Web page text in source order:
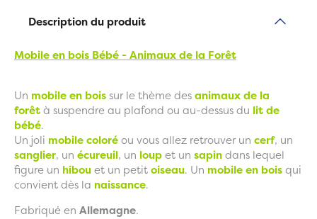
Description du produit
Mobile en bois Bébé - Animaux de la Forêt
Un mobile en boissur le thème desanimaux de la
forêtà suspendre au plafond ou au-dessus du lit de
bébé.
Un joli mobile coloréou vous allez retrouver un cerf, un
sanglier, un écureuil, un loupet un sapindans lequel
figure un hibouet un petitoiseau. Un mobile en boisqui
convient dès la naissance.
Fabriqué en Allemagne.